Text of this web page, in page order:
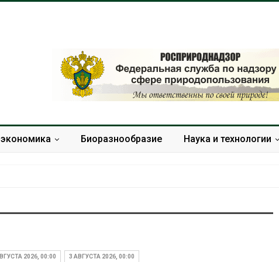
Биоразнообразие Наука и технологии
2026, 00:00 3 АВГУСТА 2026, 00:00
переживать жару